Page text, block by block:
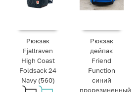
Рюкзак
Fjallraven
High Coast
Foldsack 24
Navy (560)
Рюкзак
дейпак
Friend
Function
синий
прорезиненный